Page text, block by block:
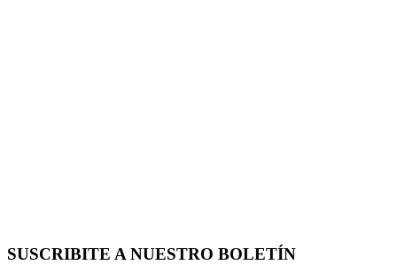
SUSCRIBITE A NUESTRO BOLETÍN